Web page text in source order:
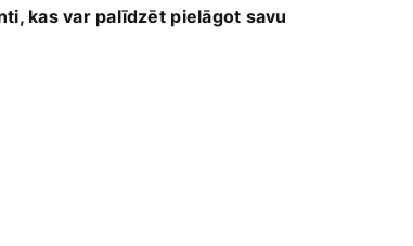
kas var ‍palīdzēt ⁤pielāgot savu